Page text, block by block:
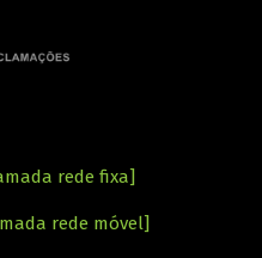
rede fixa]
rede móvel]